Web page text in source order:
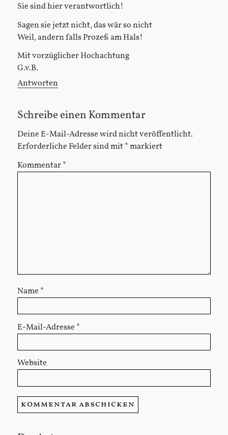
Sie sind hier verantwortlich!
Sagen sie jetzt nicht, das wär so nicht
Weil, andern falls Prozeß am Hals!
Mit vorzüglicher Hochachtung
G.v.B.
Antworten
Schreibe einen Kommentar
Deine E-Mail-Adresse wird nicht veröffentlicht.
Erforderliche Felder sind mit *markiert
Kommentar*
Name *
E-Mail-Adresse *
Website